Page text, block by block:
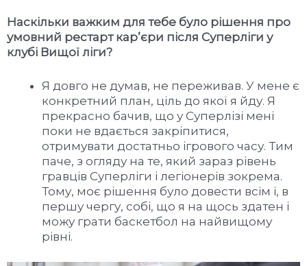
Наскільки важким для тебе було рішення про
умовний рестарт кар’єри після Суперліги у
клубі Вищої ліги?
Я довго не думав, не переживав. У мене є
конкретний план, ціль до якої я йду. Я
прекрасно бачив, що у Суперлізі мені
поки не вдається закріпитися,
отримувати достатньо ігрового часу. Тим
паче, з огляду на те, який зараз рівень
гравців Суперліги і легіонерів зокрема.
Тому, моє рішення було довести всім і, в
першу чергу, собі, що я на щось здатен і
можу грати баскетбол на найвищому
рівні.